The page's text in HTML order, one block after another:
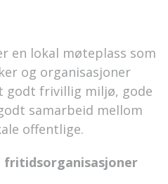
en lokal møteplass som
og organisasjoner
godt frivillig miljø, gode
samarbeid mellom
offentlige.